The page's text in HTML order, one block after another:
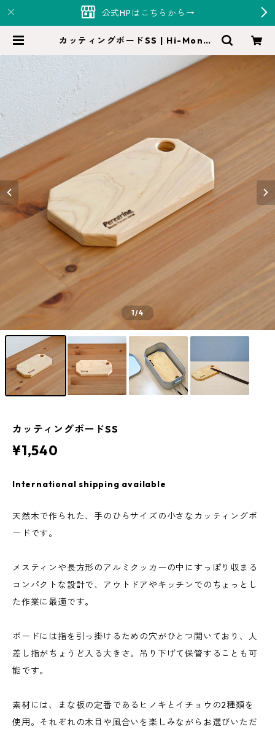
公式HPはこちらから→
カッティングボードSS | Hi-Monde
1/4
カッティングボードSS
¥1,540
International shipping available
天然木で作られた、手のひらサイズの小さなカッティングボ
ードです。
メスティンや長方形のアルミクッカーの中にすっぽり収まる
コンパクトな設計で、アウトドアやキッチンでのちょっとし
た作業に最適です。
ボードには指を引っ掛けるための穴がひとつ開いており、人
差し指がちょうど入る大きさ。吊り下げて保管することも可
能です。
素材には、まな板の定番であるヒノキとイチョウの2種類を
使用。それぞれの木目や風合いを楽しみながらお選びいただ